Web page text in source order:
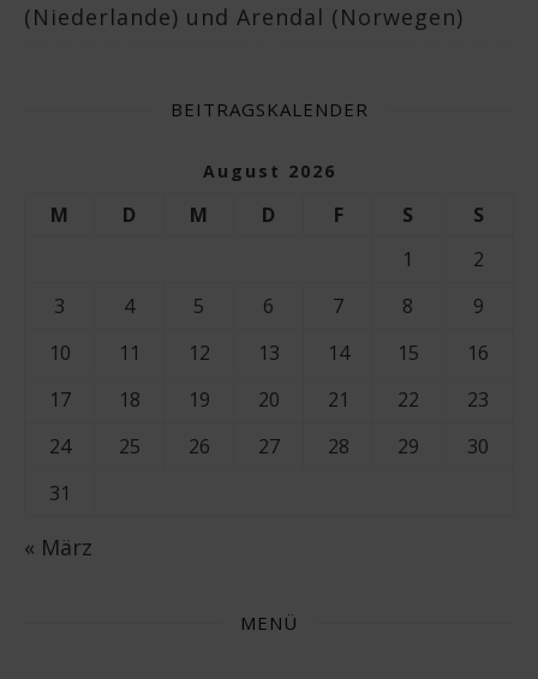
(Niederlande) und Arendal (Norwegen)
BEITRAGSKALENDER
August 2026
M D M D F S
S
1
2
3
4 5 6 7 8
9
10
11 12 13 14 15
16
17
18 19 20 21 22
23
24
25 26 27 28 29
30
31
« März
MENÜ